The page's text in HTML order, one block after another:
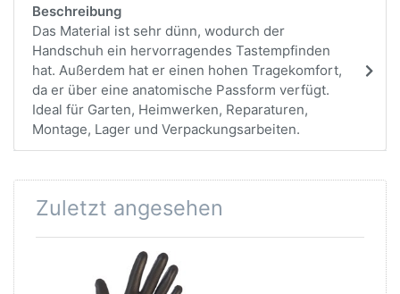
Beschreibung
Das Material ist sehr dünn, wodurch der
Handschuh ein hervorragendes Tastempfinden
hat. Außerdem hat er einen hohen Tragekomfort,
da er über eine anatomische Passform verfügt.
Ideal für Garten, Heimwerken, Reparaturen,
Montage, Lager und Verpackungsarbeiten.
Zuletzt angesehen